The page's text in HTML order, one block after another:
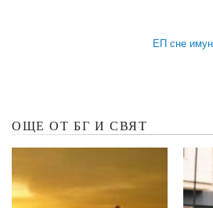
ЕП сне
ОЩЕ ОТ БГ И СВЯТ